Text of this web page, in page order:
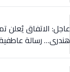
عاجل: الاتفاق يُعلن
هندري… رسالة